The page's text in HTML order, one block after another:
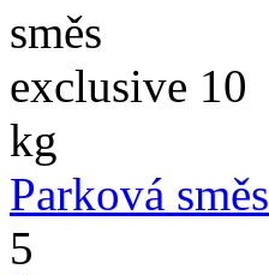
Parková
5